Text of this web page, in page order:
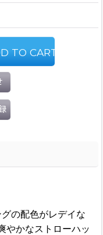
TO CART】
の配色がレデイな
やかなストローハッ